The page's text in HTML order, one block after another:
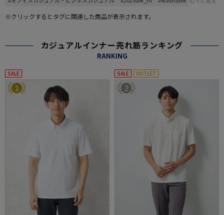
※クリックするとタグに関連した商品が表示されます。
カジュアルインナー売れ筋ランキング
RANKING
SALE
1
SALE OUTLET
2